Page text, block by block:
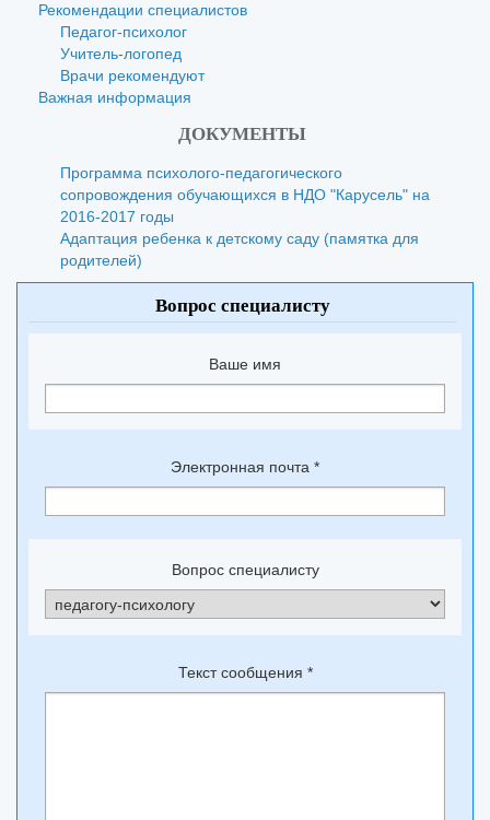
Рекомендации специалистов
Педагог-психолог
Учитель-логопед
Врачи рекомендуют
Важная информация
ДОКУМЕНТЫ
Программа психолого-педагогического
сопровождения обучающихся в НДО "Карусель" на
2016-2017 годы
Адаптация ребенка к детскому саду (памятка для
родителей)
Вопрос специалисту
Ваше имя
Электронная почта *
Вопрос специалисту
Текст сообщения *